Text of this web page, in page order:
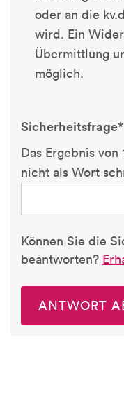
oder an die
wird. Ein
Übermittlung
möglich.
Sicherheitsfrage*
Das Ergebnis
nicht als Wort
Können Sie die
beantworten?
ANTWORT